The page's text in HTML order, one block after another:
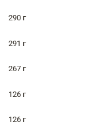
290 г
291 г
267 г
126 г
126 г